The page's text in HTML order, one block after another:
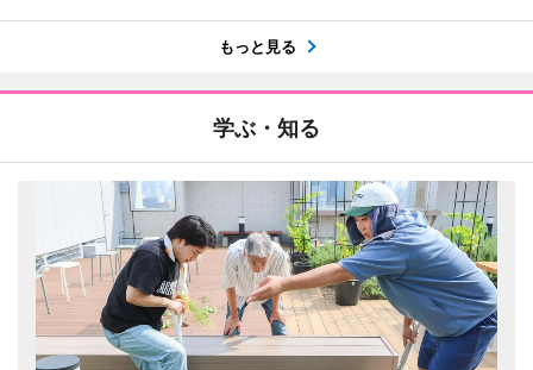
もっと見る
学ぶ・知る